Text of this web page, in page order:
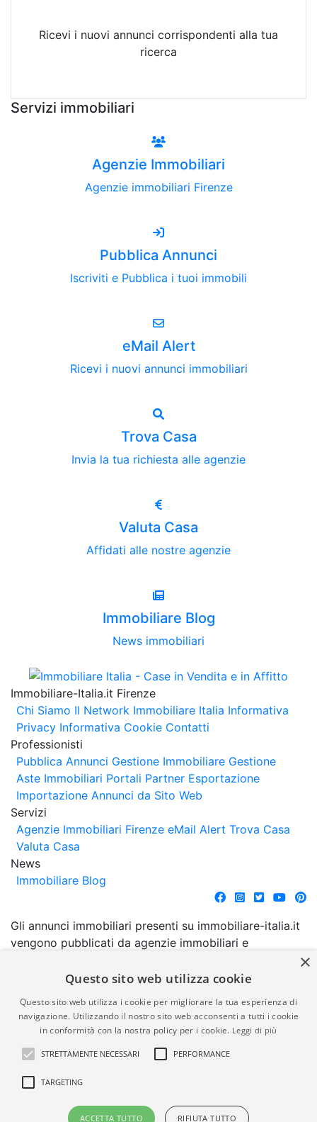
Ricevi i nuovi annunci corrispondenti alla tua
ricerca
Servizi immobiliari
Agenzie Immobiliari
Agenzie immobiliari Firenze
Pubblica Annunci
Iscriviti e Pubblica i tuoi immobili
eMail Alert
Ricevi i nuovi annunci immobiliari
Trova Casa
Invia la tua richiesta alle agenzie
Valuta Casa
Affidati alle nostre agenzie
Immobiliare Blog
News immobiliari
Immobiliare-Italia.it Firenze
Chi Siamo Il Network Immobiliare Italia Informativa
Privacy Informativa Cookie Contatti
Professionisti
Pubblica Annunci Gestione Immobiliare Gestione
Aste Immobiliari Portali Partner Esportazione
Importazione Annunci da Sito Web
Servizi
Agenzie Immobiliari Firenze eMail Alert Trova Casa
Valuta Casa
News
Immobiliare Blog
Gli annunci immobiliari presenti su immobiliare-italia.it
vengono pubblicati da agenzie immobiliari e
comporta l'approvazione o l'avallo da parte di
garanzia da parte di quest'ultima. immobiliare-italia.it
quindi non è responsabile della veridicità, della
correttezza, della completezza, della normativa in
materia di privacy e/o di alcun altro aspetto dei
suddetti annunci.
© Copyright 2007 - 2026
Powered by
×
Questo sito web utilizza cookie
Questo sito web utilizza i cookie per migliorare la tua esperienza di
navigazione. Utilizzando il nostro sito web acconsenti a tutti i cookie
in conformità con la nostra policy per i cookie. Leggi di più
STRETTAMENTE NECESSARI PERFORMANCE
TARGETING
ACCETTA TUTTO RIFIUTA TUTTO